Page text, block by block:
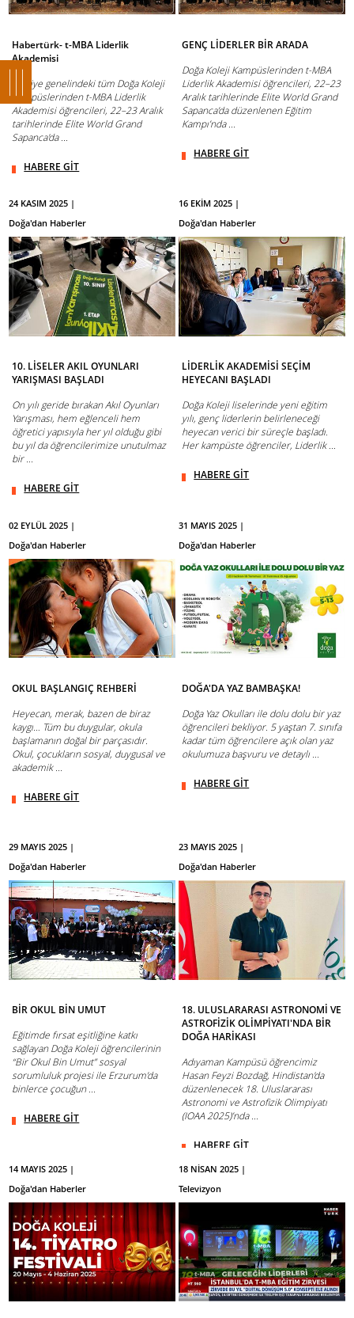
Habertürk- t-MBA Liderlik
Akademisi
Türkiye genelindeki tüm Doğa Koleji
Kampüslerinden t-MBA Liderlik
Akademisi öğrencileri, 22–23 Aralık
tarihlerinde Elite World Grand
Sapanca'da ...
HABERE GİT
GENÇ LİDERLER BİR ARADA
Doğa Koleji Kampüslerinden t-MBA
Liderlik Akademisi öğrencileri, 22–23
Aralık tarihlerinde Elite World Grand
Sapanca’da düzenlenen Eğitim
Kampı’nda ...
HABERE GİT
24 KASIM 2025 |
Doğa'dan Haberler
10. LİSELER AKIL OYUNLARI
YARIŞMASI BAŞLADI
On yılı geride bırakan Akıl Oyunları
Yarışması, hem eğlenceli hem
öğretici yapısıyla her yıl olduğu gibi
bu yıl da öğrencilerimize unutulmaz
bir ...
HABERE GİT
16 EKİM 2025 |
Doğa'dan Haberler
LİDERLİK AKADEMİSİ SEÇİM
HEYECANI BAŞLADI
Doğa Koleji liselerinde yeni eğitim
yılı, genç liderlerin belirleneceği
heyecan verici bir süreçle başladı.
Her kampüste öğrenciler, Liderlik ...
HABERE GİT
02 EYLÜL 2025 |
Doğa'dan Haberler
OKUL BAŞLANGIÇ REHBERİ
Heyecan, merak, bazen de biraz
kaygı… Tüm bu duygular, okula
başlamanın doğal bir parçasıdır.
Okul, çocukların sosyal, duygusal ve
akademik ...
HABERE GİT
31 MAYIS 2025 |
Doğa'dan Haberler
DOĞA'DA YAZ BAMBAŞKA!
Doğa Yaz Okulları ile dolu dolu bir yaz
öğrencileri bekliyor. 5 yaştan 7. sınıfa
kadar tüm öğrencilere açık olan yaz
okulumuza başvuru ve detaylı ...
HABERE GİT
29 MAYIS 2025 |
Doğa'dan Haberler
BİR OKUL BİN UMUT
Eğitimde fırsat eşitliğine katkı
sağlayan Doğa Koleji öğrencilerinin
“Bir Okul Bin Umut” sosyal
sorumluluk projesi ile Erzurum’da
binlerce çocuğun ...
HABERE GİT
23 MAYIS 2025 |
Doğa'dan Haberler
18. ULUSLARARASI ASTRONOMİ VE
ASTROFİZİK OLİMPİYATI'NDA BİR
DOĞA HARİKASI
Adıyaman Kampüsü öğrencimiz
Hasan Feyzi Bozdağ, Hindistan'da
düzenlenecek 18. Uluslararası
Astronomi ve Astrofizik Olimpiyatı
(IOAA 2025)’nda ...
HABERE GİT
14 MAYIS 2025 |
Doğa'dan Haberler
18 NİSAN 2025 |
Televizyon